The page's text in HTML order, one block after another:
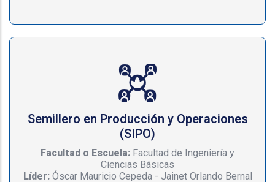
Semillero en Producción y Operaciones
(SIPO)
Facultad o Escuela: Facultad de Ingeniería y
Ciencias Básicas
Líder:Óscar Mauricio Cepeda - Jainet Orlando Bernal